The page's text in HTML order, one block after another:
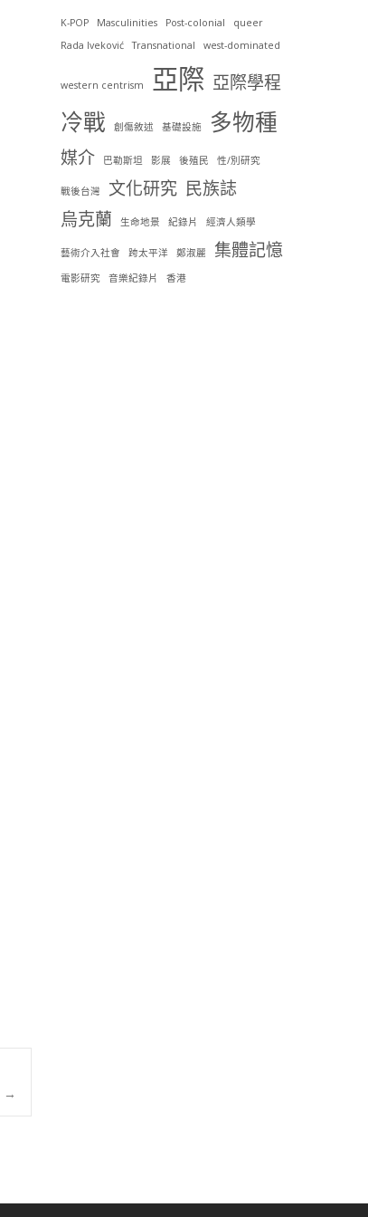
→
K-POP Masculinities Post-colonial
queer
Rada Iveković
Transnational west-dominated
western centrism 亞際 亞際學程
冷戰 創傷敘述 基礎設施 多物種
媒介 巴勒斯坦 影展 後殖民 性/別研究
戰後台灣 文化研究 民族誌
烏克蘭
生命地景 紀錄片 經濟人類學
藝術介入社會 跨太平洋 鄭淑麗 集體記憶
電影研究 音樂紀錄片 香港